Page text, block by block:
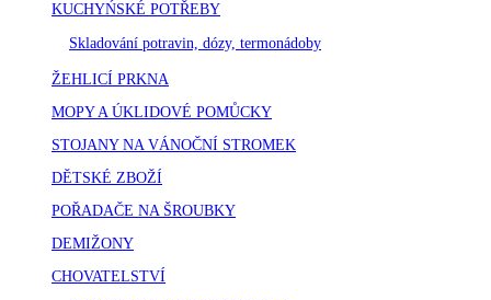
KUCHYŃSKÉ POTŘEBY
Skladování potravin, dózy, termonádoby
ŽEHLICÍ PRKNA
MOPY A ÚKLIDOVÉ POMŮCKY
STOJANY NA VÁNOČNÍ STROMEK
DĚTSKÉ ZBOŽÍ
POŘADAČE NA ŠROUBKY
DEMIŽONY
CHOVATELSTVÍ